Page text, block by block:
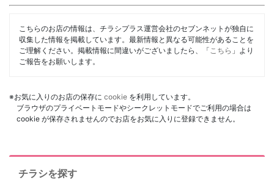
こちらのお店の情報は、チラシプラス運営会社のセブンネットが独自に
収集した情報を掲載しています。最新情報と異なる可能性があることを
ご理解ください。掲載情報に間違いがございましたら、「 こちら 」より
ご報告をお願いします。
※お気に入りのお店の保存に cookie を利用しています。
ブラウザのプライベートモードやシークレットモードでご利用の場合は
cookie が保存されませんのでお店をお気に入りに登録できません。
チラシを探す